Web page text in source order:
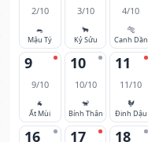
2/10
🐀
Mậu Tý
3/10
🐂
Kỷ Sửu
4/10
🐅
Canh Dần
9
9/10
🐐
Ất Mùi
10
10/10
🐒
Bính Thân
11
11/10
🐓
Đinh Dậu
16 17 18